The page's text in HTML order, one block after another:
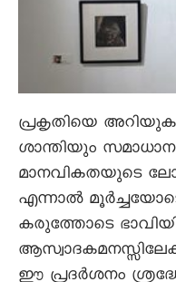
പ്രകൃതിയെ
ശാന്തിയും
മാനവികതയുടെ
എന്നാൽ
കരുത്തോടെ